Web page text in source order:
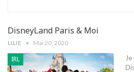
DisneyLand Paris & Moi
LILIE Mai 20, 2020
IRL